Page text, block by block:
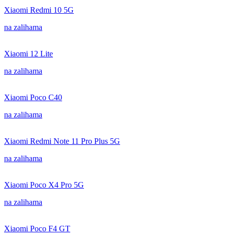
Xiaomi Redmi 10 5G
na zalihama
Xiaomi 12 Lite
na zalihama
Xiaomi Poco C40
na zalihama
Xiaomi Redmi Note 11 Pro Plus 5G
na zalihama
Xiaomi Poco X4 Pro 5G
na zalihama
Xiaomi Poco F4 GT